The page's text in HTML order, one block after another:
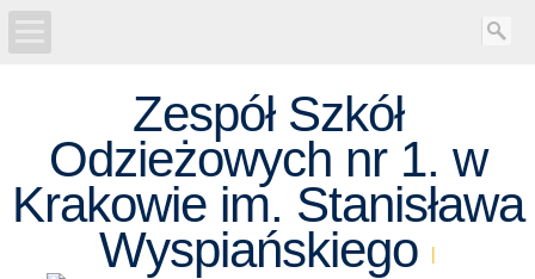
Zespół Szkół
Odzieżowych nr 1. w
Krakowie im. Stanisława
Wyspiańskiego |
AKTUALNOŚCI
REKRUTACJA